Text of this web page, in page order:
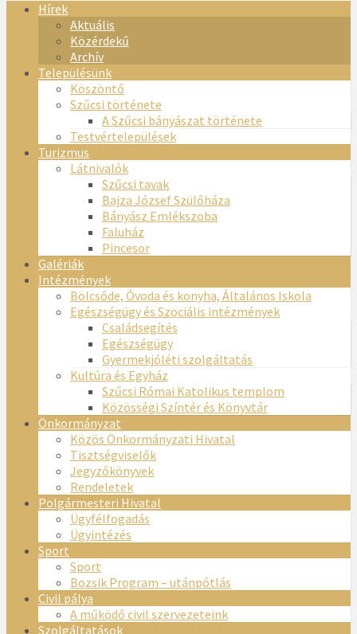
Hírek
Aktuális
Közérdekű
Archív
Településünk
Köszöntő
Szűcsi története
A Szűcsi bányászat története
Testvértelepülések
Turizmus
Látnivalók
Szűcsi tavak
Bajza József Szülőháza
Bányász Emlékszoba
Faluház
Pincesor
Galériák
Intézmények
Bölcsőde, Óvoda és konyha, Általános Iskola
Egészségügy és Szociális intézmények
Családsegítés
Egészségügy
Gyermekjóléti szolgáltatás
Kultúra és Egyház
Szűcsi Római Katolikus templom
Közösségi Színtér és Könyvtár
Önkormányzat
Közös Önkormányzati Hivatal
Tisztségviselők
Jegyzőkönyvek
Rendeletek
Polgármesteri Hivatal
Ügyfélfogadás
Ügyintézés
Sport
Sport
Bozsik Program – utánpótlás
Civil pálya
A működő civil szervezeteink
Szolgáltatások